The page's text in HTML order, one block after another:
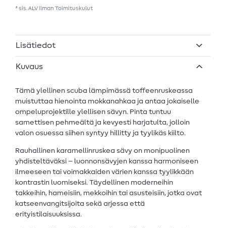
* sis. ALV ilman Toimituskulut
Lisätiedot
Kuvaus
Tämä ylellinen scuba lämpimässä toffeenruskeassa
muistuttaa hienointa mokkanahkaa ja antaa jokaiselle
ompeluprojektille ylellisen sävyn. Pinta tuntuu
samettisen pehmeältä ja kevyesti harjatulta, jolloin
valon osuessa siihen syntyy hillitty ja tyylikäs kiilto.
Rauhallinen karamellinruskea sävy on monipuolinen
yhdisteltäväksi – luonnonsävyjen kanssa harmoniseen
ilmeeseen tai voimakkaiden värien kanssa tyylikkään
kontrastin luomiseksi. Täydellinen moderneihin
takkeihin, hameisiin, mekkoihin tai asusteisiin, jotka ovat
katseenvangitsijoita sekä arjessa että
erityistilaisuuksissa.